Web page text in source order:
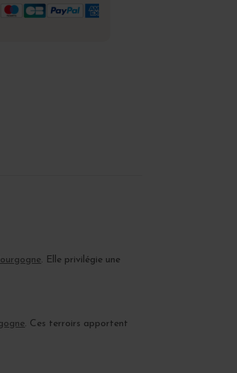
. Elle privilégie une
. Ces terroirs apportent